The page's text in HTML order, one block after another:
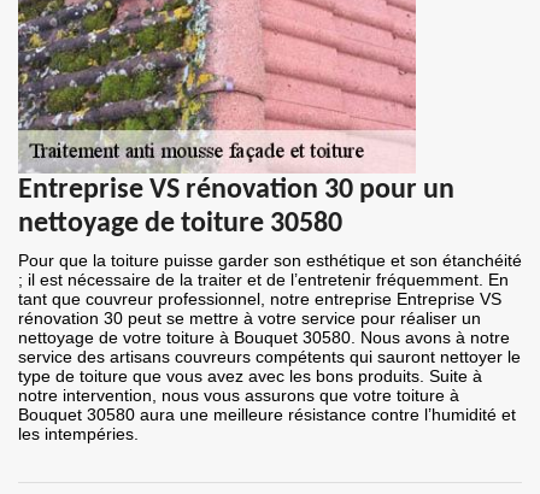
Entreprise VS rénovation 30 pour un
nettoyage de toiture 30580
Pour que la toiture puisse garder son esthétique et son étanchéité
; il est nécessaire de la traiter et de l’entretenir fréquemment. En
tant que couvreur professionnel, notre entreprise Entreprise VS
rénovation 30 peut se mettre à votre service pour réaliser un
nettoyage de votre toiture à Bouquet 30580. Nous avons à notre
service des artisans couvreurs compétents qui sauront nettoyer le
type de toiture que vous avez avec les bons produits. Suite à
notre intervention, nous vous assurons que votre toiture à
Bouquet 30580 aura une meilleure résistance contre l’humidité et
les intempéries.